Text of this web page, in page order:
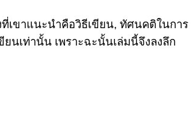
เขาแนะนำคือวิธีเขียน, ทัศนคติในการ
นเท่านั้น เพราะฉะนั้นเล่มนี้จึงลงลึก